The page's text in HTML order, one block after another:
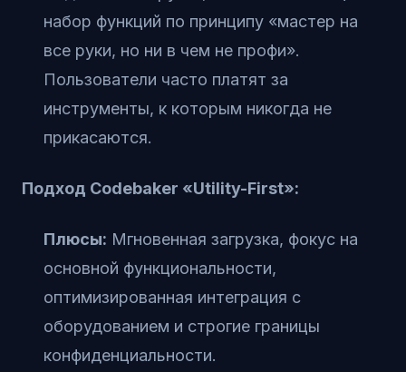
набор функций по принципу «мастер на
все руки, но ни в чем не профи».
Пользователи часто платят за
инструменты, к которым никогда не
прикасаются.
Подход Codebaker «Utility-First»:
Плюсы: Мгновенная загрузка, фокус на
основной функциональности,
оптимизированная интеграция с
оборудованием и строгие границы
конфиденциальности.